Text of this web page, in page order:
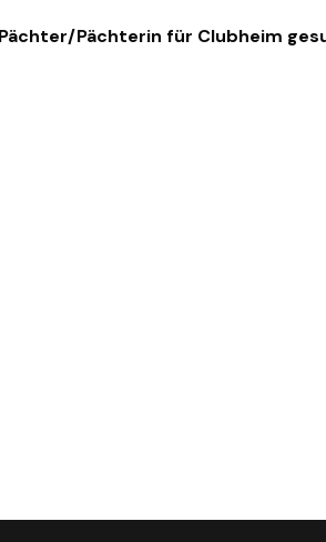
Pächter/Pächterin für Clubheim